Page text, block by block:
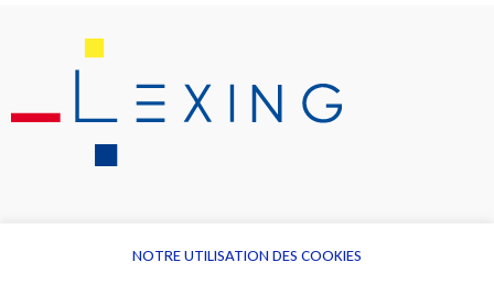
NOTRE UTILISATION DES COOKIES